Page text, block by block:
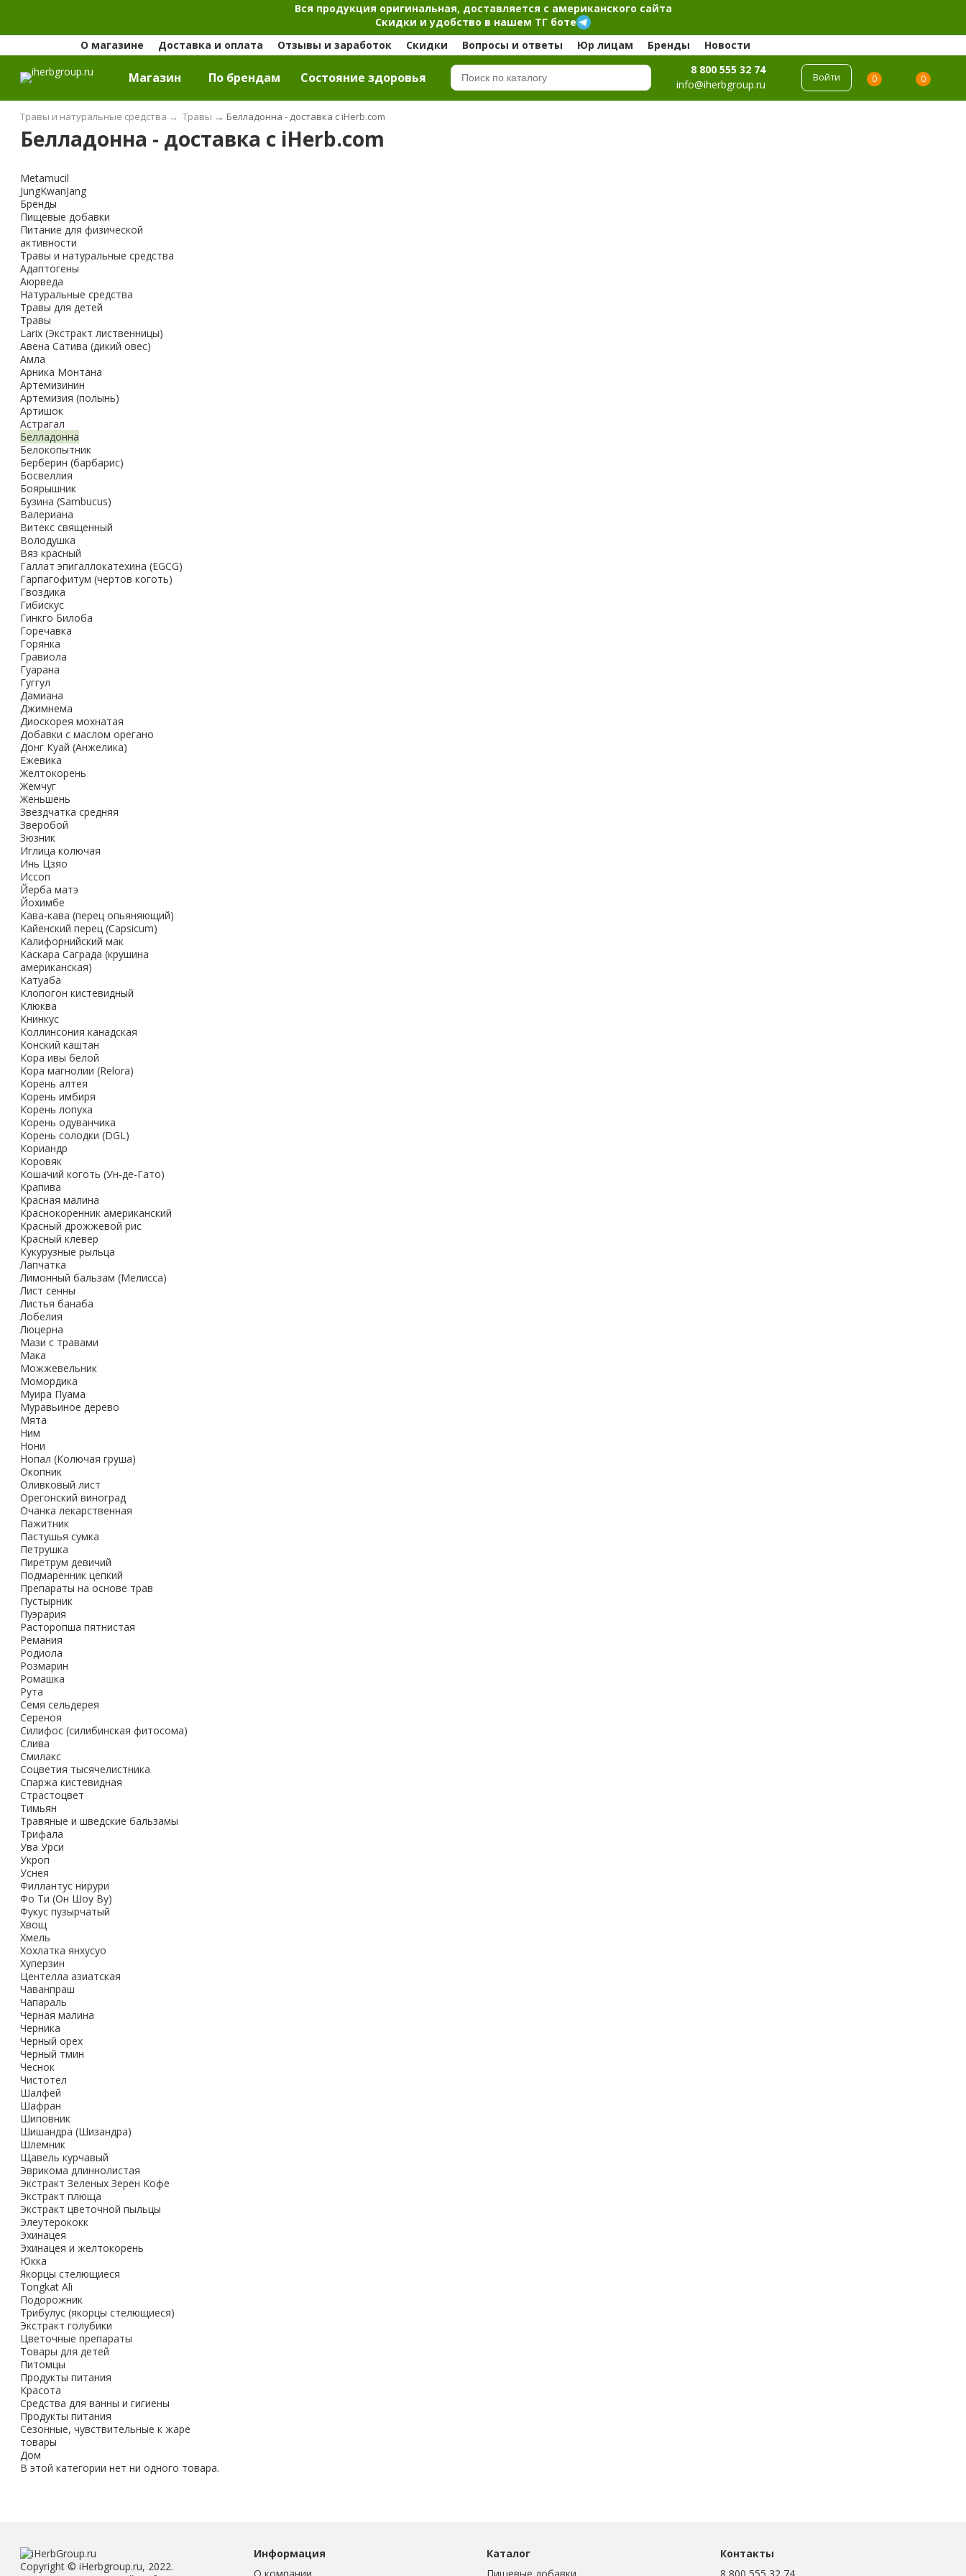
Вся продукция оригинальная, доставляется с американского сайта
Скидки и удобство в нашем ТГ боте
О магазине
Доставка и оплата Отзывы и заработок Скидки Вопросы и ответы Юр лицам Бренды Новости
Магазин По брендам Cостояние здоровья
8 800 555 32 74
info@iherbgroup.ru
Войти 0 0
Травы и натуральные средства → Травы → Белладонна - доставка с iHerb.com
Белладонна - доставка с iHerb.com
Metamucil
JungKwanJang
Бренды
Пищевые добавки
Питание для физической
активности
Травы и натуральные средства
Адаптогены
Аюрведа
Натуральные средства
Травы для детей
Травы
Larix (Экстракт лиственницы)
Авена Сатива (дикий овес)
Амла
Арника Монтана
Артемизинин
Артемизия (полынь)
Артишок
Астрагал
Белладонна
Белокопытник
Берберин (барбарис)
Босвеллия
Боярышник
Бузина (Sambucus)
Валериана
Витекс священный
Володушка
Вяз красный
Галлат эпигаллокатехина (EGCG)
Гарпагофитум (чертов коготь)
Гвоздика
Гибискус
Гинкго Билоба
Горечавка
Горянка
Гравиола
Гуарана
Гуггул
Дамиана
Джимнема
Диоскорея мохнатая
Добавки с маслом орегано
Донг Куай (Анжелика)
Ежевика
Желтокорень
Жемчуг
Женьшень
Звездчатка средняя
Зверобой
Зюзник
Иглица колючая
Инь Цзяо
Иссоп
Йерба матэ
Йохимбе
Кава-кава (перец опьяняющий)
Кайенский перец (Capsicum)
Калифорнийский мак
Каскара Саграда (крушина
американская)
Катуаба
Клопогон кистевидный
Клюква
Книнкус
Коллинсония канадская
Конский каштан
Кора ивы белой
Кора магнолии (Relora)
Корень алтея
Корень имбиря
Корень лопуха
Корень одуванчика
Корень солодки (DGL)
Кориандр
Коровяк
Кошачий коготь (Ун-де-Гато)
Крапива
Красная малина
Краснокоренник американский
Красный дрожжевой рис
Красный клевер
Кукурузные рыльца
Лапчатка
Лимонный бальзам (Мелисса)
Лист сенны
Листья банаба
Лобелия
Люцерна
Мази с травами
Мака
Можжевельник
Момордика
Муира Пуама
Муравьиное дерево
Мята
Ним
Нони
Нопал (Колючая груша)
Окопник
Оливковый лист
Орегонский виноград
Очанка лекарственная
Пажитник
Пастушья сумка
Петрушка
Пиретрум девичий
Подмаренник цепкий
Препараты на основе трав
Пустырник
Пуэрария
Расторопша пятнистая
Ремания
Родиола
Розмарин
Ромашка
Рута
Семя сельдерея
Сереноя
Силифос (силибинская фитосома)
Слива
Смилакс
Соцветия тысячелистника
Спаржа кистевидная
Страстоцвет
Тимьян
Травяные и шведские бальзамы
Трифала
Ува Урси
Укроп
Уснея
Филлантус нирури
Фо Ти (Он Шоу Ву)
Фукус пузырчатый
Хвощ
Хмель
Хохлатка янхусуо
Хуперзин
Центелла азиатская
Чаванпраш
Чапараль
Черная малина
Черника
Черный орех
Черный тмин
Чеснок
Чистотел
Шалфей
Шафран
Шиповник
Шишандра (Шизандра)
Шлемник
Щавель курчавый
Эврикома длиннолистая
Экстракт Зеленых Зерен Кофе
Экстракт плюща
Экстракт цветочной пыльцы
Элеутерококк
Эхинацея
Эхинацея и желтокорень
Юкка
Якорцы стелющиеся
Tongkat Ali
Подорожник
Трибулус (якорцы стелющиеся)
Экстракт голубики
Цветочные препараты
Товары для детей
Питомцы
Продукты питания
Красота
Средства для ванны и гигиены
Продукты питания
Сезонные, чувствительные к жаре
товары
Дом
В этой категории нет ни одного товара.
Copyright © iHerbgroup.ru, 2022.
Информация
О компании
Каталог
Пищевые добавки
Контакты
8 800 555 32 74